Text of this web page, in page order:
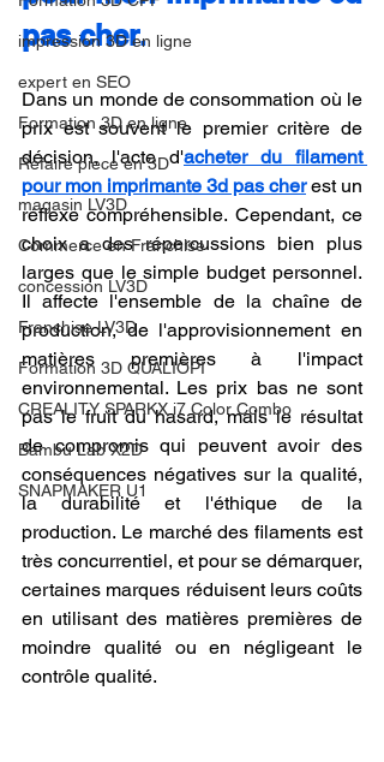
impression 3D en ligne
expert en SEO
Formation 3D en ligne.
Refaire piece en 3D
magasin LV3D
Commerce en Franchise
concession LV3D
Franchise LV3D
Formation 3D QUALIOPI
CREALITY SPARKX i7 Color Combo
Bambu Lab X2D
SNAPMAKER U1
pas cher.
Dans un monde de consommation où le
prix est souvent le premier critère de
décision, l'acte d'acheter du filament
pour mon imprimante 3d pas cher est un
réflexe compréhensible. Cependant, ce
choix a des répercussions bien plus
larges que le simple budget personnel.
Il affecte l'ensemble de la chaîne de
production, de l'approvisionnement en
matières premières à l'impact
environnemental. Les prix bas ne sont
pas le fruit du hasard, mais le résultat
de compromis qui peuvent avoir des
conséquences négatives sur la qualité,
la durabilité et l'éthique de la
production. Le marché des filaments est
très concurrentiel, et pour se démarquer,
certaines marques réduisent leurs coûts
en utilisant des matières premières de
moindre qualité ou en négligeant le
contrôle qualité.